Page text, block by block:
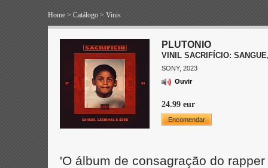
Home > Catálogo > Vinis
PLUTONIO
VINIL SACRIFÍCIO:
SONY, 2023
Ouvir
24.99 eur
Encomendar
'O álbum de consagração do